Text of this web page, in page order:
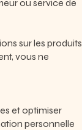
ou service de
sur les produits
vous ne
et optimiser
personnelle